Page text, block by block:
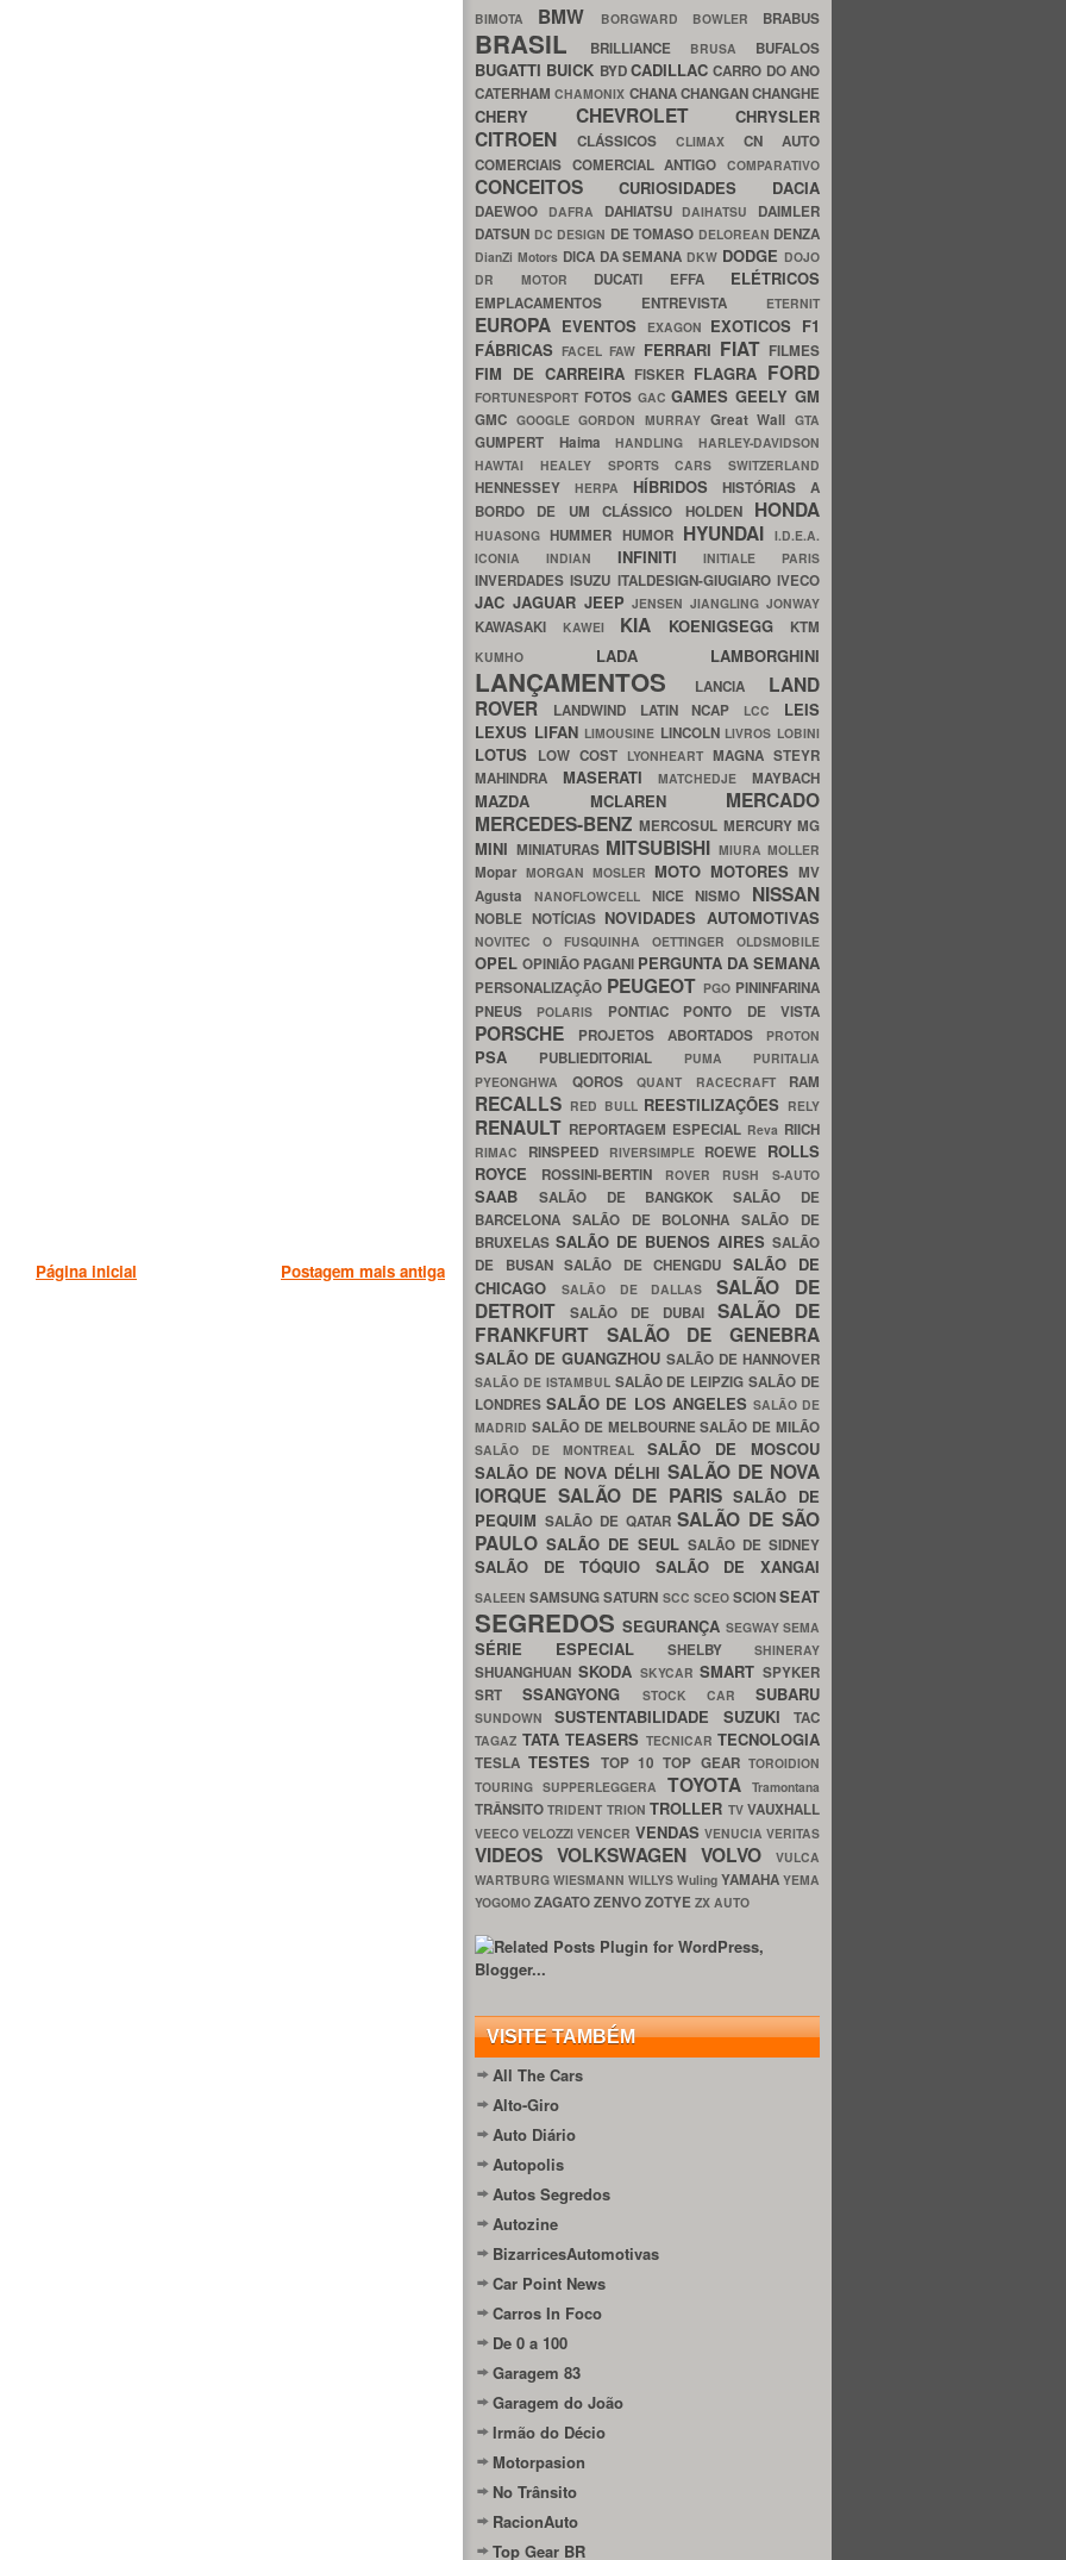
Postagem mais antiga
Página inicial
BIMOTA BMW BORGWARD BOWLER BRABUS
BRASIL BRILLIANCE BRUSA BUFALOS
BUGATTI BUICK BYDCADILLACCARRO DO ANO
CATERHAMCHAMONIX CHANACHANGANCHANGHE
CHERY CHEVROLET CHRYSLER
CITROEN CLÁSSICOS CLIMAX CN AUTO
COMERCIAIS COMERCIAL ANTIGOCOMPARATIVO
CONCEITOS CURIOSIDADES DACIA
DAEWOO DAFRA DAHIATSU DAIHATSU DAIMLER
DATSUN DC DESIGN DE TOMASO DELOREAN DENZA
DianZi Motors DICA DA SEMANA DKW DODGE DOJO
DR MOTOR DUCATI EFFA ELÉTRICOS
EMPLACAMENTOS ENTREVISTA ETERNIT
EUROPA EVENTOS EXAGON EXOTICOS F1
FÁBRICASFACELFAW FERRARI FIAT FILMES
FIM DE CARREIRA FISKER FLAGRA FORD
FORTUNESPORT FOTOS GACGAMESGEELYGM
GMC GOOGLEGORDON MURRAY Great WallGTA
GUMPERT HaimaHANDLINGHARLEY-DAVIDSON
HAWTAI HEALEY SPORTS CARS SWITZERLAND
HENNESSEY HERPA HÍBRIDOSHISTÓRIAS A
BORDO DE UM CLÁSSICO HOLDEN HONDA
HUASONGHUMMER HUMOR HYUNDAI I.D.E.A.
ICONIA INDIAN INFINITIINITIALE PARIS
INVERDADESISUZU ITALDESIGN-GIUGIAROIVECO
JAC JAGUAR JEEPJENSENJIANGLINGJONWAY
KAWASAKI KAWEI KIA KOENIGSEGG KTM
KUMHO LADA LAMBORGHINI
LANÇAMENTOS LANCIA LAND
ROVER
LANDWIND LATIN NCAP LCC LEIS
LEXUS LIFAN LIMOUSINE LINCOLN LIVROS LOBINI
LOTUS LOW COST LYONHEART MAGNA STEYR
MAHINDRA MASERATIMATCHEDJEMAYBACH
MAZDA MCLAREN MERCADO
MERCEDES-BENZMERCOSUL MERCURYMG
MINI MINIATURAS MITSUBISHI MIURA MOLLER
Mopar MORGAN MOSLER MOTO MOTORES MV
Agusta NANOFLOWCELL NICENISMO NISSAN
NOBLE NOTÍCIAS NOVIDADES AUTOMOTIVAS
NOVITEC O FUSQUINHA OETTINGER OLDSMOBILE
OPEL OPINIÃO PAGANI PERGUNTA DA SEMANA
PERSONALIZAÇÃO PEUGEOT PGO PININFARINA
PNEUS
POLARIS PONTIAC PONTO DE VISTA
PORSCHE PROJETOS ABORTADOS PROTON
PSA PUBLIEDITORIAL PUMA PURITALIA
PYEONGHWA QOROS QUANT RACECRAFT RAM
RECALLS RED BULL REESTILIZAÇÕES RELY
RENAULT REPORTAGEM ESPECIAL Reva RIICH
RIMAC RINSPEED RIVERSIMPLE ROEWE ROLLS
ROYCE
ROSSINI-BERTIN ROVER RUSH S-AUTO
SAAB SALÃO DE BANGKOKSALÃO DE
BARCELONA SALÃO DE BOLONHASALÃO DE
BRUXELAS SALÃO DE BUENOS AIRES SALÃO
DE BUSAN SALÃO DE CHENGDU SALÃO DE
CHICAGO
SALÃO DE DALLASSALÃO DE
DETROIT
SALÃO DE DUBAI SALÃO DE
FRANKFURT SALÃO DE GENEBRA
SALÃO DE GUANGZHOU SALÃO DE HANNOVER
SALÃO DE ISTAMBUL SALÃO DE LEIPZIGSALÃO DE
LONDRESSALÃO DE LOS ANGELES SALÃO DE
MADRID SALÃO DE MELBOURNESALÃO DE MILÃO
SALÃO DE MONTREAL SALÃO DE MOSCOU
SALÃO DE NOVA DÉLHI SALÃO DE NOVA
IORQUE SALÃO DE PARISSALÃO DE
PEQUIM SALÃO DE QATARSALÃO DE SÃO
PAULO SALÃO DE SEUL SALÃO DE SIDNEY
SALÃO DE TÓQUIO SALÃO DE XANGAI
SALEENSAMSUNGSATURN SCC SCEO SCIONSEAT
SEGREDOSSEGURANÇA SEGWAYSEMA
SÉRIE ESPECIAL SHELBY SHINERAY
SHUANGHUAN SKODA SKYCARSMART SPYKER
SRTSSANGYONG STOCK CAR SUBARU
SUNDOWNSUSTENTABILIDADE SUZUKITAC
TAGAZ TATA TEASERS TECNICAR TECNOLOGIA
TESLATESTES TOP 10TOP GEARTOROIDION
TOURING SUPPERLEGGERA TOYOTATramontana
TRÂNSITOTRIDENT TRIONTROLLER TVVAUXHALL
VEECOVELOZZIVENCER VENDAS VENUCIAVERITAS
VIDEOS VOLKSWAGEN VOLVO
VULCA
WARTBURG WIESMANN WILLYS Wuling YAMAHA YEMA
YOGOMO ZAGATOZENVOZOTYE ZX AUTO
VISITE TAMBÉM
All The Cars
Alto-Giro
Auto Diário
Autopolis
Autos Segredos
Autozine
BizarricesAutomotivas
Car Point News
Carros In Foco
De 0 a 100
Garagem 83
Garagem do João
Irmão do Décio
Motorpasion
No Trânsito
RacionAuto
Top Gear BR